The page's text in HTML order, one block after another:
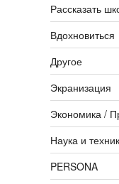
Рассказать
Вдохновиться
Другое
Экранизация
Экономика /
Наука и
PERSONA